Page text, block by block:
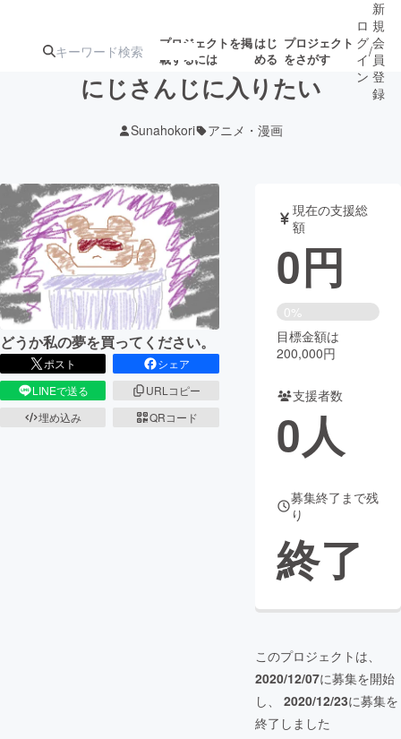
プロジェクトを掲
載するには
はじ
める
プロジェクト
をさがす
アート・写真
テクノロジー・ガジェット ゲーム・サ
映像・映画 書籍・雑誌
ビジネス・起業 チャレンジ
CAMPFIRE Creation
コミュニティ
ロ
グ
イ
ン
/
新
規
会
員
登
録
にじさんじに入りたい
Sunahokori アニメ・漫画
どうか私の夢を買ってください。
ポスト
シェア
LINEで送る
URLコピー
埋め込み
QRコード
現在の支援総
額
0円
0%
目標金額は
200,000円
支援者数
0人
募集終了まで残
り
終了
このプロジェクトは、
2020/12/07に募集を開始
し、 2020/12/23に募集を
終了しました